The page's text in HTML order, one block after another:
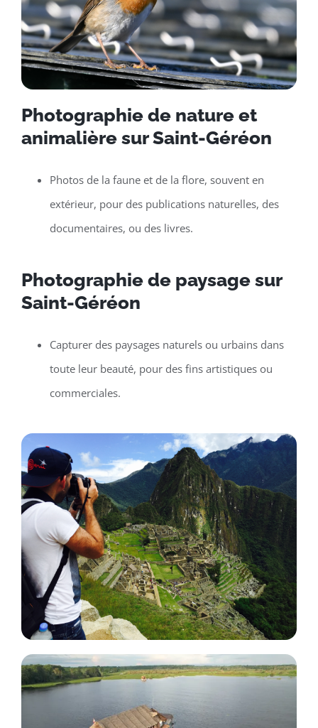
Photographie de nature et
animalière sur Saint-Géréon
Photos de la faune et de la flore, souvent en
extérieur, pour des publications naturelles, des
documentaires, ou des livres.
Photographie de paysage sur
Saint-Géréon
Capturer des paysages naturels ou urbains dans
toute leur beauté, pour des fins artistiques ou
commerciales.